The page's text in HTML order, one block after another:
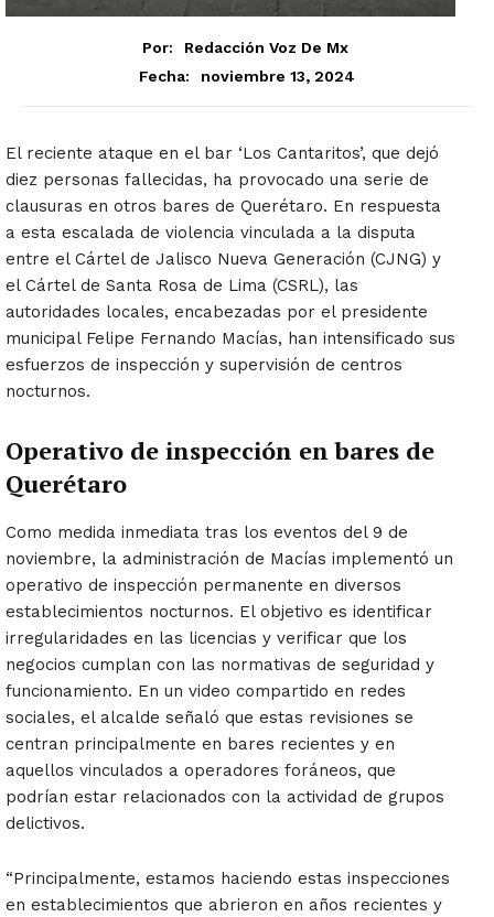
Por:
Redacción Voz De Mx
Fecha:
noviembre 13, 2024
El reciente ataque en el bar ‘Los Cantaritos’, que dejó
diez personas fallecidas, ha provocado una serie de
clausuras en otros bares de Querétaro. En respuesta
a esta escalada de violencia vinculada a la disputa
entre el Cártel de Jalisco Nueva Generación (CJNG) y
el Cártel de Santa Rosa de Lima (CSRL), las
autoridades locales, encabezadas por el presidente
municipal Felipe Fernando Macías, han intensificado sus
esfuerzos de inspección y supervisión de centros
nocturnos.
Operativo de inspección en bares de
Querétaro
Como medida inmediata tras los eventos del 9 de
noviembre, la administración de Macías implementó un
operativo de inspección permanente en diversos
establecimientos nocturnos. El objetivo es identificar
irregularidades en las licencias y verificar que los
negocios cumplan con las normativas de seguridad y
funcionamiento. En un video compartido en redes
sociales, el alcalde señaló que estas revisiones se
centran principalmente en bares recientes y en
aquellos vinculados a operadores foráneos, que
podrían estar relacionados con la actividad de grupos
delictivos.
“Principalmente, estamos haciendo estas inspecciones
en establecimientos que abrieron en años recientes y